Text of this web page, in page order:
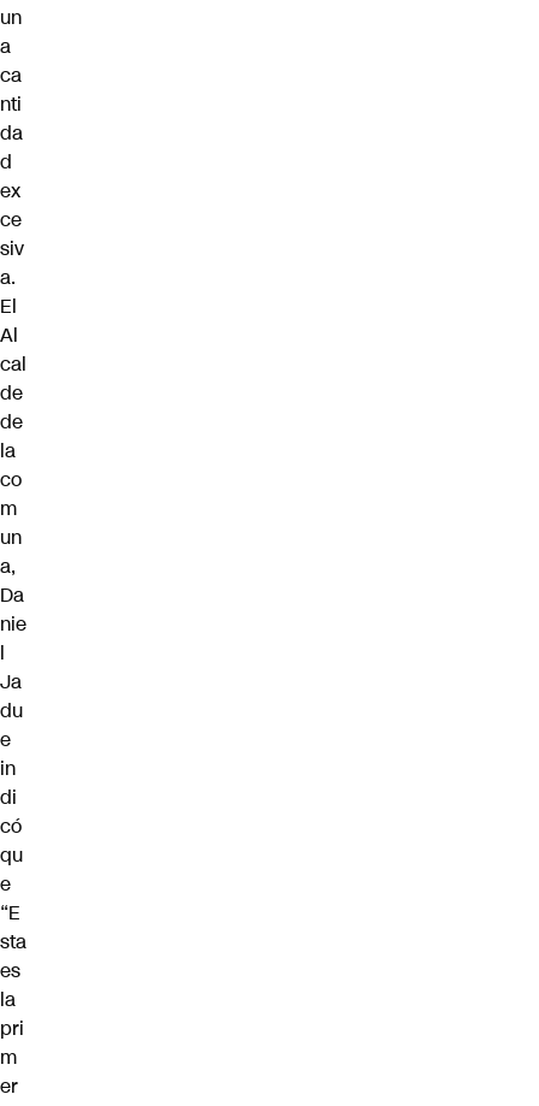
un
a
ca
nti
da
d
ex
ce
siv
a.
El
Al
cal
de
de
la
co
m
un
a,
Da
nie
l
Ja
du
e
in
di
có
qu
e
“E
sta
es
la
pri
m
er